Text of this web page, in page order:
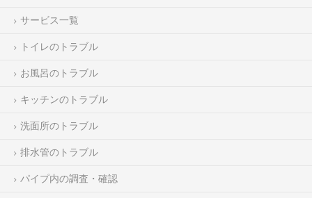
サービス一覧
トイレのトラブル
お風呂のトラブル
キッチンのトラブル
洗面所のトラブル
排水管のトラブル
パイプ内の調査・確認